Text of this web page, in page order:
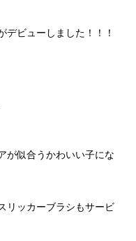
デビューしました！！！
が似合うかわいい子にな
リッカーブラシもサービ